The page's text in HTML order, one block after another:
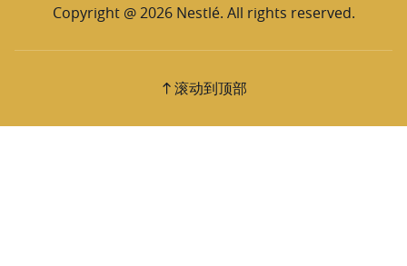
Copyright @ 2026 Nestlé. All rights reserved.
滚动到顶部